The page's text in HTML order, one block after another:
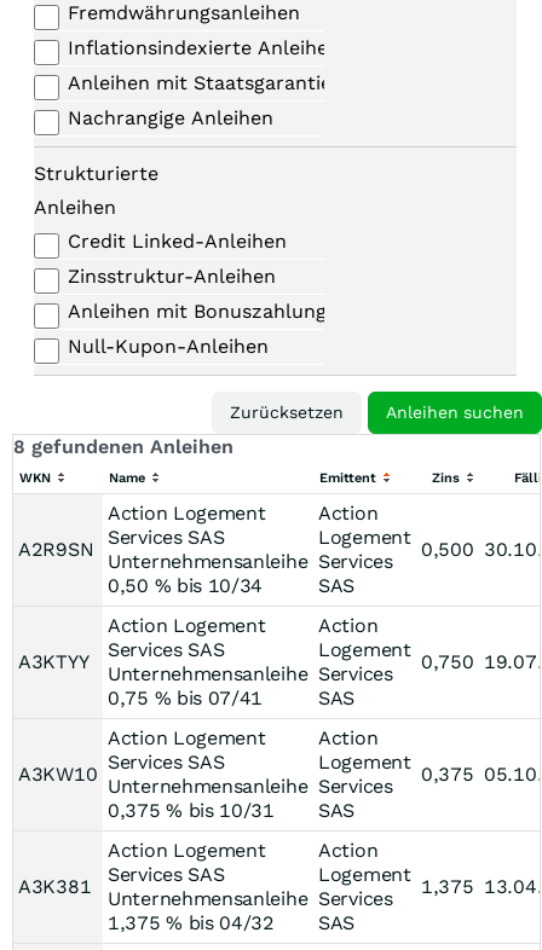
Fremdwährungsanleihen
Inflationsindexierte Anleihen
Anleihen mit Staatsgarantie
Nachrangige Anleihen
Strukturierte
Anleihen
Credit Linked-Anleihen
Zinsstruktur-Anleihen
Anleihen mit Bonuszahlungen
Null-Kupon-Anleihen
8 gefundenen Anleihen
WKN Name Emittent Zins
A2R9SN
Action Logement
Services SAS
Unternehmensanleihe
0,50 % bis 10/34
Action
Logement
Services
SAS
0,500
A3KTYY
Action Logement
Services SAS
Unternehmensanleihe
0,75 % bis 07/41
Action
Logement
Services
SAS
0,750
A3KW10
Action Logement
Services SAS
Unternehmensanleihe
0,375 % bis 10/31
Action
Logement
Services
SAS
0,375
A3K381
Action Logement
Services SAS
Unternehmensanleihe
1,375 % bis 04/32
Action
Logement
Services
SAS
1,375